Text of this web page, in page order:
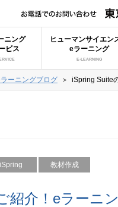
ニング
ビス
ヒューマンサイエン
eラーニング
E-LEARNING
ーニングブログ ＞ iSpring Suite
iSpring 教材作成
紹介！eラーニ